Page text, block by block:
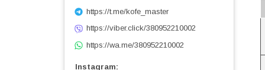
https://t.me/kofe_master
https://viber.click/380952210002
https://wa.me/380952210002
Instagram